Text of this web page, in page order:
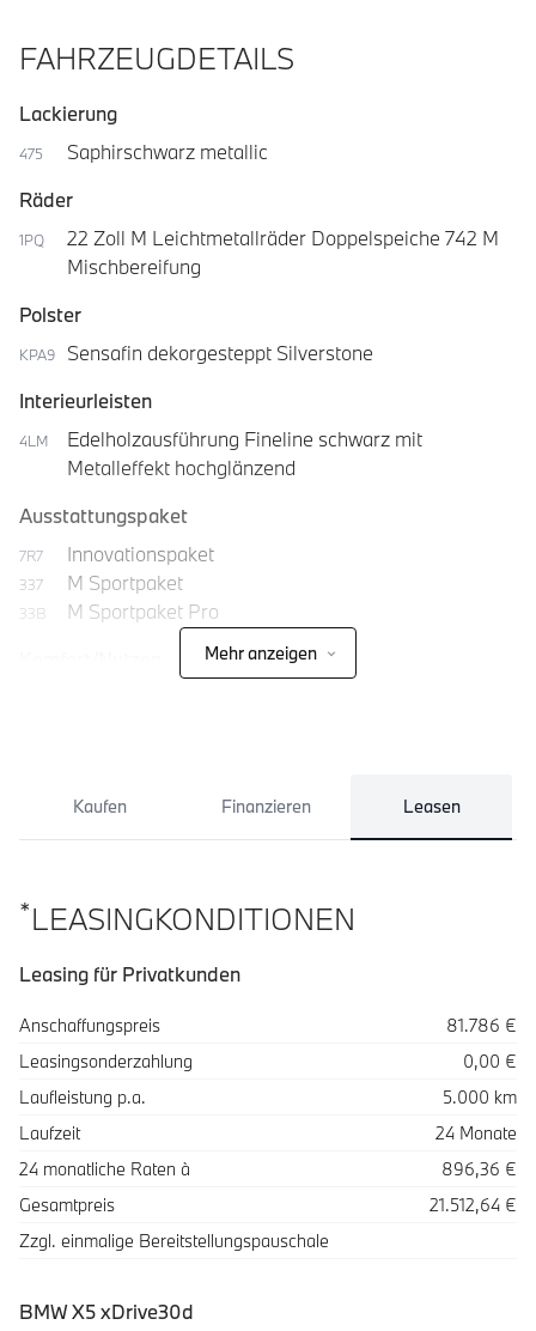
FAHRZEUGDETAILS
Lackierung
475
Saphirschwarz metallic
Räder
1PQ
22 Zoll M Leichtmetallräder Doppelspeiche 742 M
Mischbereifung
Polster
KPA9
Sensafin dekorgesteppt Silverstone
Interieurleisten
4LM
Edelholzausführung Fineline schwarz mit
Metalleffekt hochglänzend
Ausstattungspaket
7R7 Innovationspaket
337 M Sportpaket
33B
M Sportpaket Pro
Mehr anzeigen
Kaufen Finanzieren Leasen
*LEASINGKONDITIONEN
Leasing für Privatkunden
SpezifikationWert
Anschaffungspreis
81.786 €
Leasingsonderzahlung
0,00 €
Laufleistung p.a.
5.000 km
Laufzeit
24 Monate
24 monatliche Raten à
896,36 €
Gesamtpreis
21.512,64 €
Zzgl. einmalige Bereitstellungspauschale
BMW X5 xDrive30d